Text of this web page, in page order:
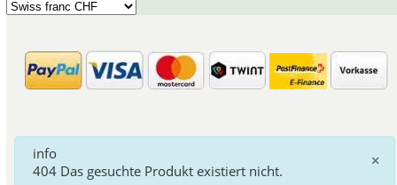
Famille Rose Vasen
hauptsächlich Farbtöne
×
info
404 Das gesuchte Produkt existiert nicht.